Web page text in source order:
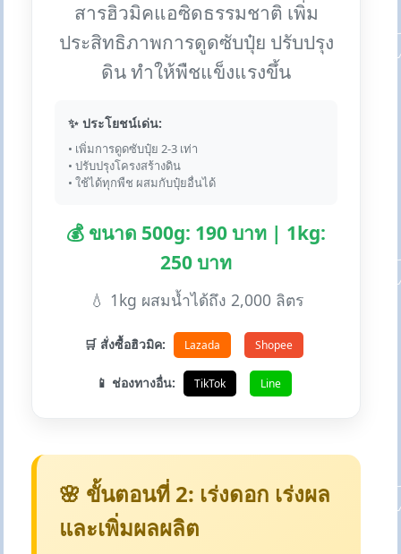
สารฮิวมิคแอซิดธรรมชาติ เพิ่ม
ประสิทธิภาพการดูดซับปุ๋ย ปรับปรุง
ดิน ทำให้พืชแข็งแรงขึ้น
✨ ประโยชน์เด่น:
• เพิ่มการดูดซับปุ๋ย 2-3 เท่า
• ปรับปรุงโครงสร้างดิน
• ใช้ได้ทุกพืช ผสมกับปุ๋ยอื่นได้
💰 ขนาด 500g: 190 บาท | 1kg:
250 บาท
💧 1kg ผสมน้ำได้ถึง 2,000 ลิตร
🛒 สั่งซื้อฮิวมิค: Lazada Shopee
📱 ช่องทางอื่น: TikTok Line
🌸 ขั้นตอนที่ 2: เร่งดอก เร่งผล
และเพิ่มผลผลิต